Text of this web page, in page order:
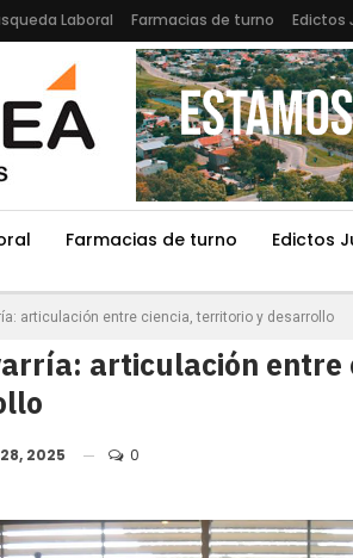
Laboral Farmacias de turno Edictos
Farmacias de turno Edictos
articulación entre ciencia, territorio y desarrollo
articulación entre
2025 0